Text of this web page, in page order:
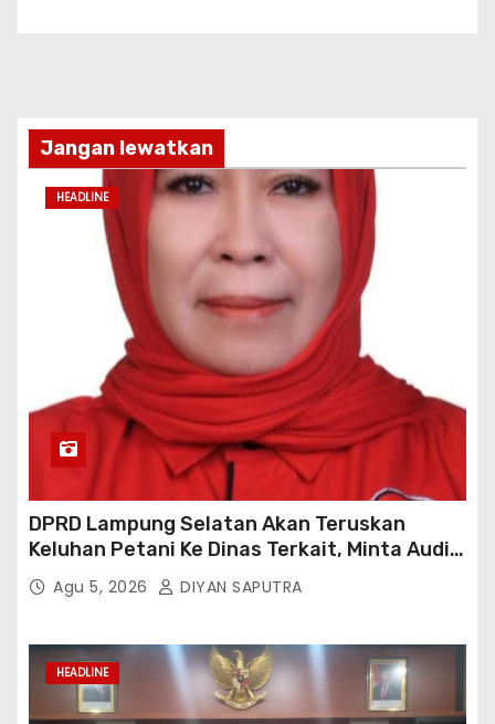
Jangan lewatkan
HEADLINE
DPRD Lampung Selatan Akan Teruskan
Keluhan Petani Ke Dinas Terkait, Minta Audit
Penyaluran Pupuk Bersubsidi Di Desa Budi
Lestari
Agu 5, 2026 DIYAN SAPUTRA
HEADLINE